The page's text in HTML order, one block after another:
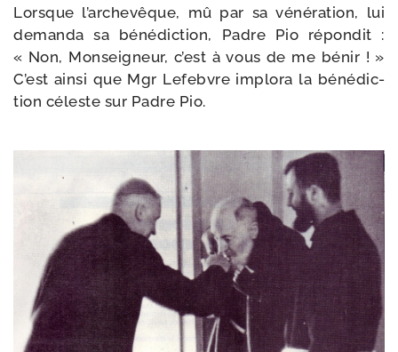
Lorsque l’ar­che­vêque, mû par sa véné­ra­tion, lui
deman­da sa béné­dic­tion, Padre Pio répon­dit :
« Non, Monseigneur, c’est à vous de me bénir ! »
C’est ain­si que Mgr Lefebvre implo­ra la béné­dic­
tion céleste sur Padre Pio.